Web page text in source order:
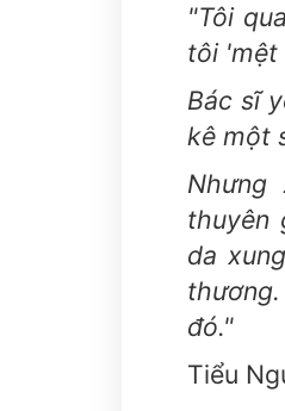
"Tôi
tôi 'mệt
Bác sĩ
kê một
Nhưng
thuyên
da
đó."
Tiểu